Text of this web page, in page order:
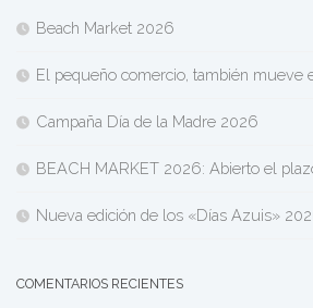
Beach Market 2026
El pequeño comercio, también mueve
Campaña Día de la Madre 2026
BEACH MARKET 2026: Abierto el
Nueva edición de los «Días Azuis»
COMENTARIOS RECIENTES